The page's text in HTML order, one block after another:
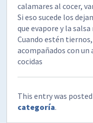
calamares al cocer,
Si eso sucede los
que evapore y la
Cuando estén
acompañados con
cocidas
This entry was
categoría.